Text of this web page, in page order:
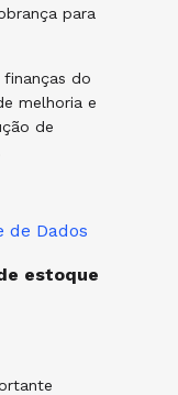
para
finanças do
melhoria e
de
de Dados
estoque